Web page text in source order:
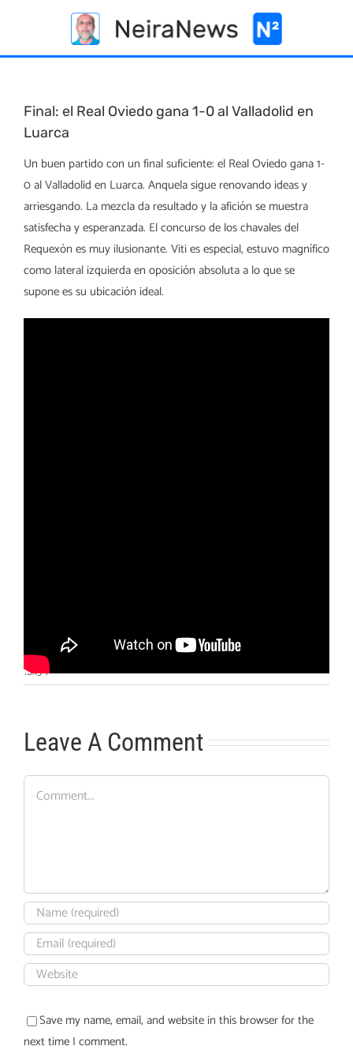
content
Final: el Real Oviedo gana 1-0 al Valladolid en
Luarca
Un buen partido con un final suficiente: el Real Oviedo gana 1-
0 al Valladolid en Luarca. Anquela sigue renovando ideas y
arriesgando. La mezcla da resultado y la afición se muestra
satisfecha y esperanzada. El concurso de los chavales del
Requexón es muy ilusionante. Viti es especial, estuvo magnífico
como lateral izquierda en oposición absoluta a lo que se
supone es su ubicación ideal.
10:15 |
Leave A Comment
Save my name, email, and website in this browser for the
next time I comment.